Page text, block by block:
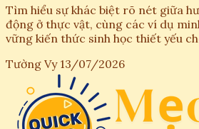
Tìm hiểu sự khác biệt rõ nét giữa
động ở thực vật, cùng các ví dụ
vững kiến thức sinh học thiết yếu
Tường Vy 13/07/2026